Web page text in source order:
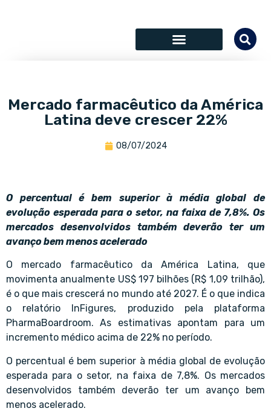
Mercado farmacêutico da América
Latina deve crescer 22%
08/07/2024
O percentual é bem superior à média global de
evolução esperada para o setor, na faixa de 7,8%. Os
mercados desenvolvidos também deverão ter um
avanço bem menos acelerado
O mercado farmacêutico da América Latina, que
movimenta anualmente US$ 197 bilhões (R$ 1,09 trilhão),
é o que mais crescerá no mundo até 2027. É o que indica
o relatório InFigures, produzido pela plataforma
PharmaBoardroom. As estimativas apontam para um
incremento médico acima de 22% no período.
O percentual é bem superior à média global de evolução
esperada para o setor, na faixa de 7,8%. Os mercados
desenvolvidos também deverão ter um avanço bem
menos acelerado.